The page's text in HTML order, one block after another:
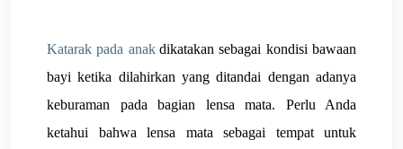
Katarak pada anak dikatakan sebagai kondisi bawaan
bayi ketika dilahirkan yang ditandai dengan adanya
keburaman pada bagian lensa mata. Perlu Anda
ketahui bahwa lensa mata sebagai tempat untuk